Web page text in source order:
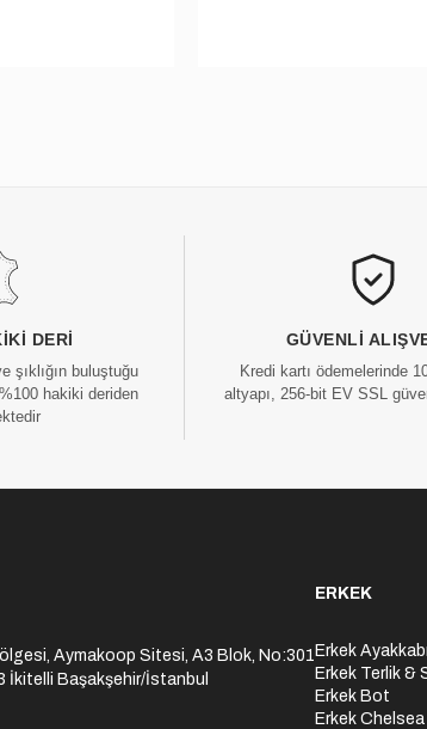
DERI
şıklığın buluştuğu
hakiki deriden
GÜVENLI
Kredi kartı ödemelerinde
altyapı, 256-bit EV SSL
Aymakoop Sitesi, A3 Blok, No:301
İkitelli Başakşehir/İstanbul
ERKEK
Erkek
Erkek Terlik &
Erkek Bot
Erkek